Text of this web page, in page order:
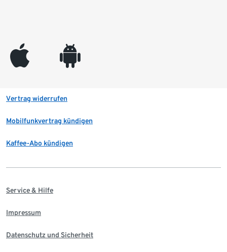
appleinc android
Vertrag widerrufen
Mobilfunkvertrag kündigen
Kaffee-Abo kündigen
Service & Hilfe
Impressum
Datenschutz und Sicherheit